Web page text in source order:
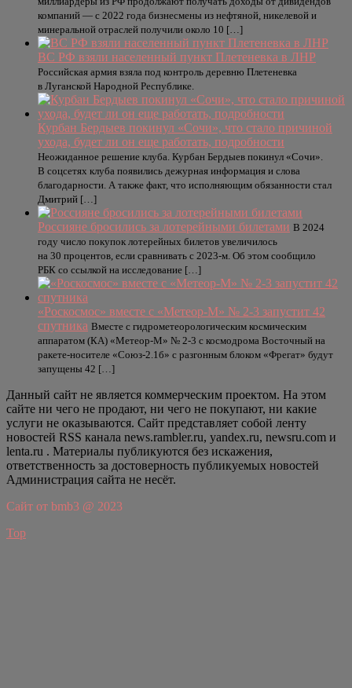
компаний — с 2022 года бизнесмены из нефтяной, никелевой и
минеральной отраслей получили около 10 […]
ВС РФ взяли населенный пункт Плетеневка в ЛНР
Российская армия взяла под контроль деревню Плетеневка
в Луганской Народной Республике.
Курбан Бердыев покинул «Сочи», что стало причиной
ухода, будет ли он еще работать, подробности
Неожиданное решение клуба. Курбан Бердыев покинул «Сочи».
В соцсетях клуба появились дежурная информация и слова
благодарности. А также факт, что исполняющим обязанности стал
Дмитрий […]
Россияне бросились за лотерейными билетами В 2024
году число покупок лотерейных билетов увеличилось
на 30 процентов, если сравнивать с 2023-м. Об этом сообщило
РБК со ссылкой на исследование […]
«Роскосмос» вместе с «Метеор-М» № 2-3 запустит 42
спутника Вместе с гидрометеорологическим космическим
аппаратом (КА) «Метеор-М» № 2-3 с космодрома Восточный на
ракете-носителе «Союз-2.1б» с разгонным блоком «Фрегат» будут
запущены 42 […]
Данный сайт не является коммерческим проектом. На этом
сайте ни чего не продают, ни чего не покупают, ни какие
услуги не оказываются. Сайт представляет собой ленту
новостей RSS канала news.rambler.ru, yandex.ru, newsru.com и
lenta.ru . Материалы публикуются без искажения,
ответственность за достоверность публикуемых новостей
Администрация сайта не несёт.
Сайт от bmb3 @ 2023
Top